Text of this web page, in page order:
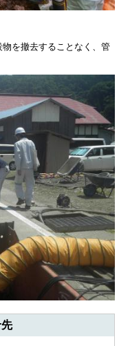
を撤去することなく、管